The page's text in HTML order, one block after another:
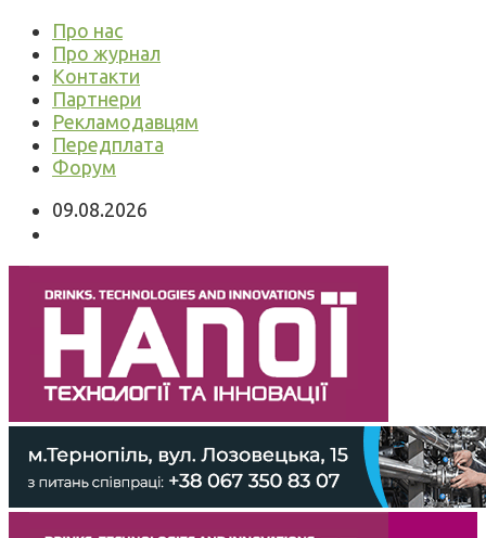
Про нас
Про журнал
Контакти
Партнери
Рекламодавцям
Передплата
Форум
09.08.2026